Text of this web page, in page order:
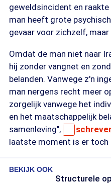
geweldsincident en
man heeft grote
gevaar voor zichzelf,
Omdat de man niet naar
hij zonder vangnet en
belanden. Vanwege z'n
man nergens recht meer
zorgelijk vanwege het
en het maatschappelijk
samenleving",
laatste moment is er toch
BEKIJK OOK
Structurele